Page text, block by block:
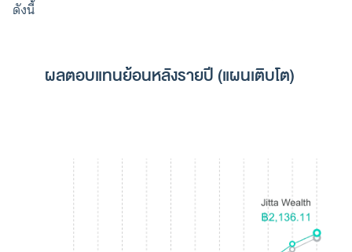
ดังนี้
ผลตอบแทนย้อนหลังรายปี (แผนเติบโต)